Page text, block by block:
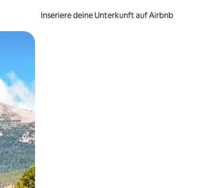
Inseriere deine Unterkunft auf Airbnb